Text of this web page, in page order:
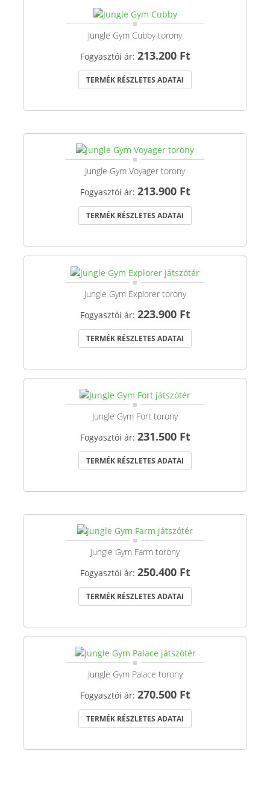
Jungle Gym Cubby torony
Fogyasztói ár: 213.200 Ft
TERMÉK RÉSZLETES ADATAI
Jungle Gym Voyager torony
Fogyasztói ár: 213.900 Ft
TERMÉK RÉSZLETES ADATAI
Jungle Gym Explorer torony
Fogyasztói ár: 223.900 Ft
TERMÉK RÉSZLETES ADATAI
Jungle Gym Fort torony
Fogyasztói ár: 231.500 Ft
TERMÉK RÉSZLETES ADATAI
Jungle Gym Farm torony
Fogyasztói ár: 250.400 Ft
TERMÉK RÉSZLETES ADATAI
Jungle Gym Palace torony
Fogyasztói ár: 270.500 Ft
TERMÉK RÉSZLETES ADATAI